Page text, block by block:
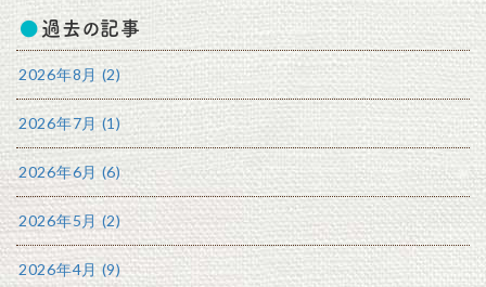
過去の記事
2026年8月 (2)
2026年7月 (1)
2026年6月 (6)
2026年5月 (2)
2026年4月 (9)